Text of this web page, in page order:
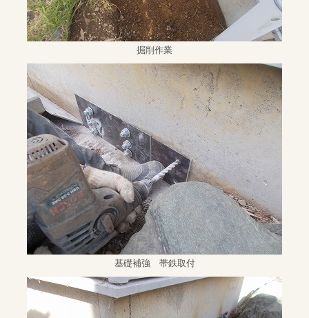
掘削作業
基礎補強 帯鉄取付